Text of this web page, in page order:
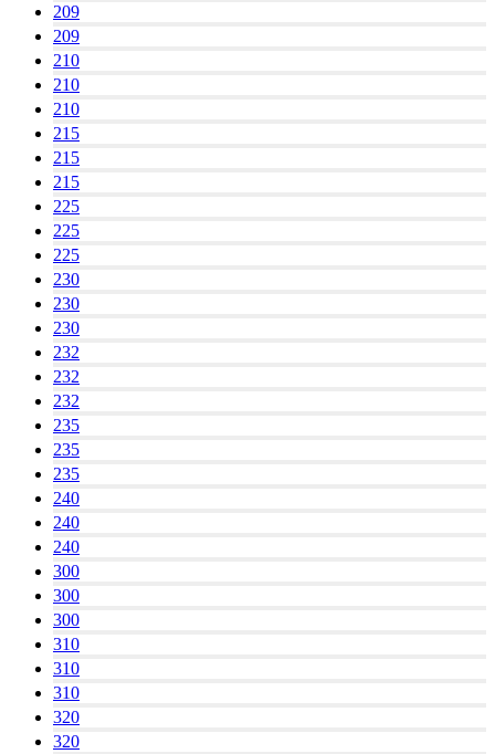
209
209
210
210
210
215
215
215
225
225
225
230
230
230
232
232
232
235
235
235
240
240
240
300
300
300
310
310
310
320
320